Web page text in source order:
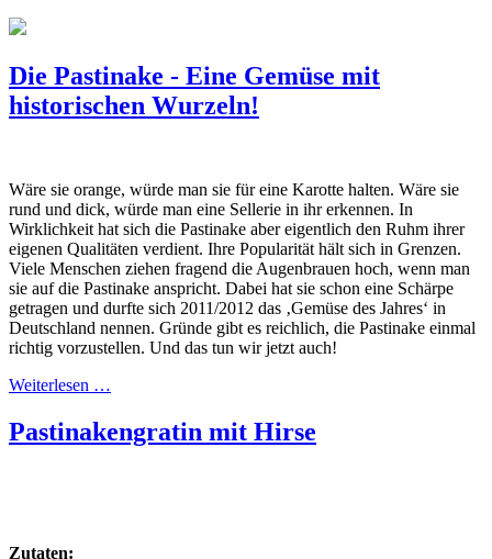
Die Pastinake - Eine Gemüse mit
historischen Wurzeln!
Wäre sie orange, würde man sie für eine Karotte halten. Wäre sie
rund und dick, würde man eine Sellerie in ihr erkennen. In
Wirklichkeit hat sich die Pastinake aber eigentlich den Ruhm ihrer
eigenen Qualitäten verdient. Ihre Popularität hält sich in Grenzen.
Viele Menschen ziehen fragend die Augenbrauen hoch, wenn man
sie auf die Pastinake anspricht. Dabei hat sie schon eine Schärpe
getragen und durfte sich 2011/2012 das ‚Gemüse des Jahres‘ in
Deutschland nennen. Gründe gibt es reichlich, die Pastinake einmal
richtig vorzustellen. Und das tun wir jetzt auch!
Weiterlesen …
Pastinakengratin mit Hirse
Zutaten: